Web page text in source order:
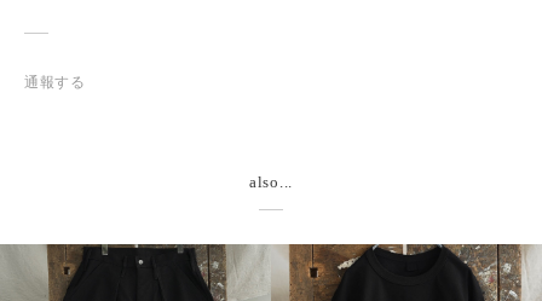
通報する
also...